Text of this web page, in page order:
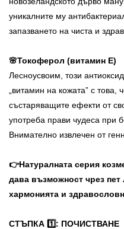
уникалните му
запазването на чиста и
🌸Токоферол (витамин E)
Лесноусвоим, този
„витамин на кожата” с
състаряващите ефекти от
употреба прави чудеса при
Внимателно извлечен от
👉Натуралната серия
дава възможност чрез пет
хармонията и
СТЪПКА 1️⃣: ПОЧИСТВАНЕ